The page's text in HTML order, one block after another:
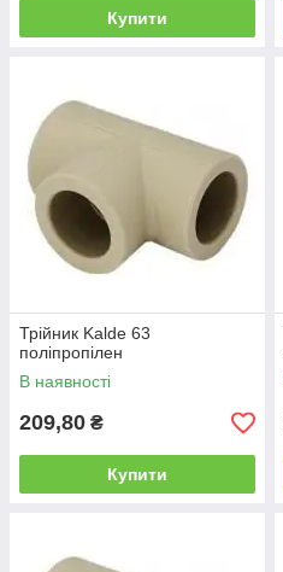
Купити
Трійник Kalde 63
поліпропілен
В наявності
209,80 ₴
Купити